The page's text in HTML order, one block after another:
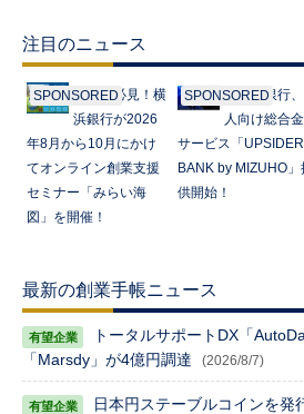
注目のニュース
SPONSORED起業家必見！横
浜銀行が2026
年8月から10月にかけ
てオンライン創業支援
セミナー「みらい海
図」を開催！
SPONSORED
みずほ銀行
人向け総合
サービス「UPSIDER
BANK by MIZUHO」
供開始！
最新の創業手帳ニュース
トータルサポートDX「
「Marsdy」が4億円調達
(2026/8/7)
日本円ステーブルコインを発